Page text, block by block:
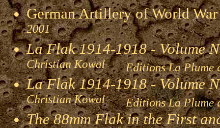
German Artillery of World
2001
La Flak 1914-1918 - Volume
Christian KowalEditions La Plume
La Flak 1914-1918 - Volume
Christian KowalEditions La Plume
The 88mm Flak in the First